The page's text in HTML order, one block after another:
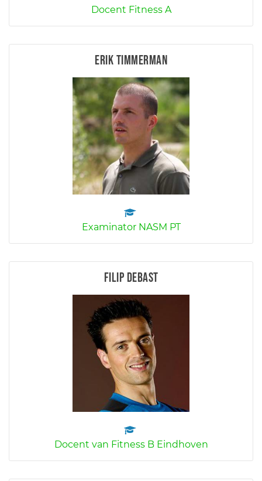
Docent Fitness A
Erik Timmerman
Examinator NASM PT
Filip Debast
Docent van Fitness B Eindhoven